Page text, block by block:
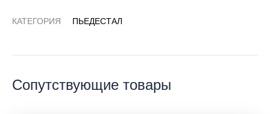
КАТЕГОРИЯ ПЬЕДЕСТАЛ
Сопутствующие товары